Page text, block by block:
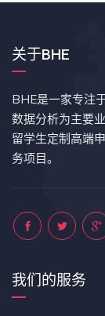
关于BHE
BHE是一家专注
数据分析为主要
留学生定制高端
务项目。
我们的服务